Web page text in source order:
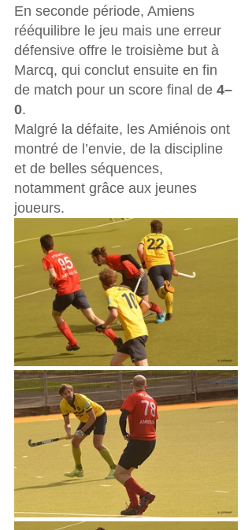
En seconde période, Amiens
rééquilibre le jeu mais une erreur
défensive offre le troisième but à
Marcq, qui conclut ensuite en fin
de match pour un score final de 4–
0.
Malgré la défaite, les Amiénois ont
montré de l’envie, de la discipline
et de belles séquences,
notamment grâce aux jeunes
joueurs.